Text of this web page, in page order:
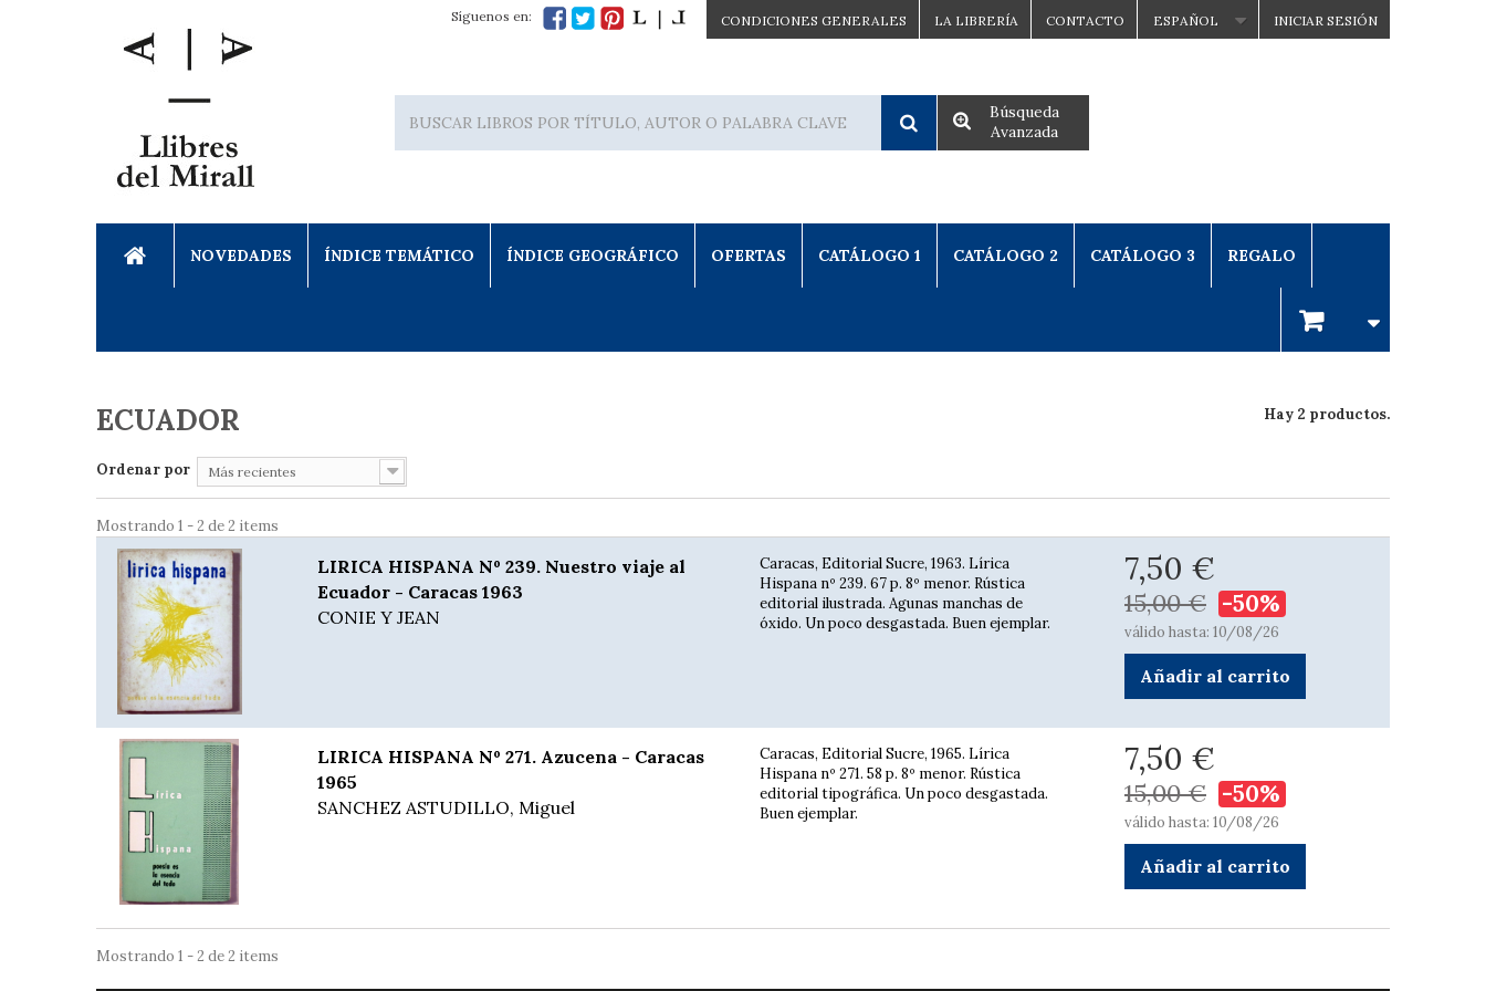
INICIAR SESIÓN
ESPAÑOL
CONTACTO
LA LIBRERÍA
CONDICIONES GENERALES
Síguenos en:
Búsqueda
Avanzada
NOVEDADES ÍNDICE TEMÁTICO ÍNDICE GEOGRÁFICO OFERTAS CATÁLOGO 1 CATÁLOGO 2 CATÁLOGO 3 REGALO
ECUADOR Hay 2 productos.
Ordenar por Más recientes
Mostrando 1 - 2 de 2 items
LIRICA HISPANA Nº 239. Nuestro viaje al
Ecuador - Caracas 1963
CONIE Y JEAN
Caracas, Editorial Sucre, 1963. Lírica
Hispana nº 239. 67 p. 8º menor. Rústica
editorial ilustrada. Agunas manchas de
óxido. Un poco desgastada. Buen ejemplar.
7,50 €
15,00 € -50%
válido hasta: 10/08/26
Añadir al carrito
LIRICA HISPANA Nº 271. Azucena - Caracas
1965
SANCHEZ ASTUDILLO, Miguel
Caracas, Editorial Sucre, 1965. Lírica
Hispana nº 271. 58 p. 8º menor. Rústica
editorial tipográfica. Un poco desgastada.
Buen ejemplar.
7,50 €
15,00 € -50%
válido hasta: 10/08/26
Añadir al carrito
Mostrando 1 - 2 de 2 items